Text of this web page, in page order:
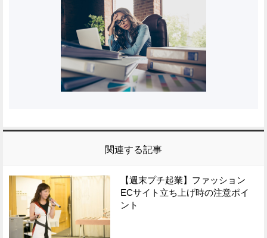
関連する記事
【週末プチ起業】ファッション
ECサイト立ち上げ時の注意ポイ
ント